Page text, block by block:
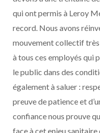
qui ont permis à Leroy
record. Nous avons
mouvement collectif
à tous ces employés qui
le public dans des
également à saluer :
preuve de patience et
confiance nous prouve
face à cet enjeu